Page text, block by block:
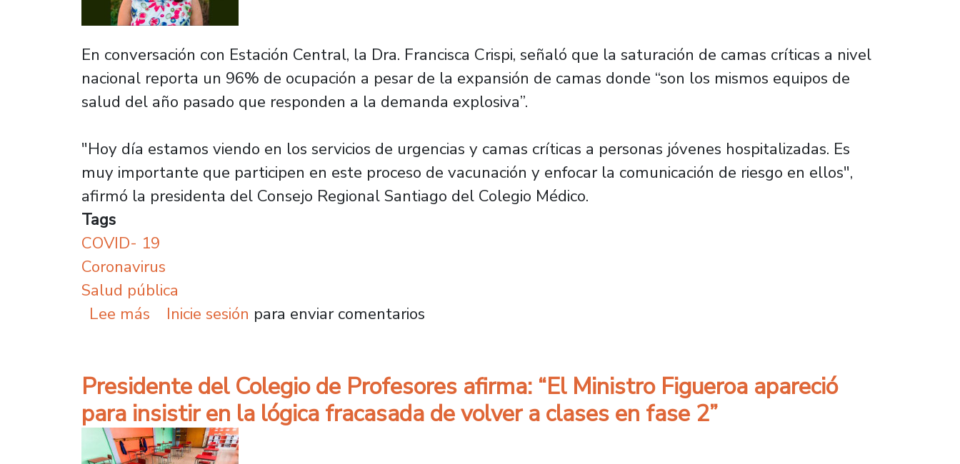
En conversación con Estación Central, la Dra. Francisca Crispi, señaló que la saturación de camas críticas a nivel
nacional reporta un 96% de ocupación a pesar de la expansión de camas donde “son los mismos equipos de
salud del año pasado que responden a la demanda explosiva”.
"Hoy día estamos viendo en los servicios de urgencias y camas críticas a personas jóvenes hospitalizadas. Es
muy importante que participen en este proceso de vacunación y enfocar la comunicación de riesgo en ellos",
afirmó la presidenta del Consejo Regional Santiago del Colegio Médico.
Tags
COVID- 19
Coronavirus
Salud pública
Lee más sobre Dra. Francisca Crispi: “El sistema de atención primaria no soporta ningún contagio más”
Inicie sesión para enviar comentarios
Presidente del Colegio de Profesores afirma: “El Ministro Figueroa apareció
para insistir en la lógica fracasada de volver a clases en fase 2”